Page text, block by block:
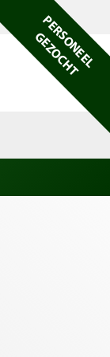
PERSONEEL
GEZOCHT